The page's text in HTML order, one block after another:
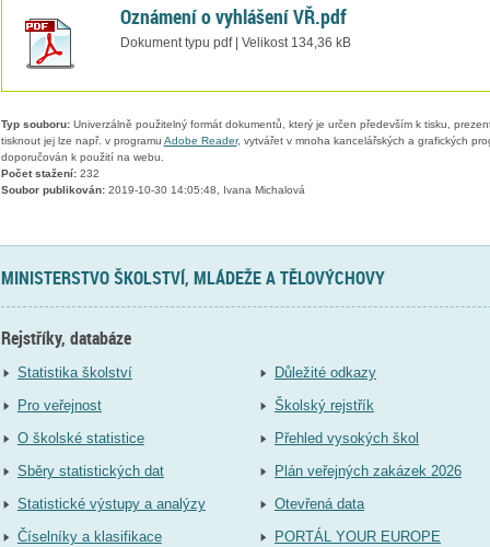
Oznámení o vyhlášení VŘ.pdf
Dokument typu pdf | Velikost 134,36 kB
Typ souboru:Univerzálně použitelný formát dokumentů, který je určen především k tisku,
tisknout jej lze např. v programu Adobe Reader, vytvářet v mnoha kancelářských a grafických
doporučován k použití na webu.
Počet stažení:232
Soubor publikován:2019-10-30 14:05:48, Ivana Michalová
MINISTERSTVO ŠKOLSTVÍ, MLÁDEŽE A TĚLOVÝCHOVY
Rejstříky, databáze
Statistika školství
Pro veřejnost
O školské statistice
Sběry statistických dat
Statistické výstupy a analýzy
Číselníky a klasifikace
Důležité odkazy
Školský rejstřík
Přehled vysokých škol
Plán veřejných zakázek 2026
Otevřená data
PORTÁL YOUR EUROPE